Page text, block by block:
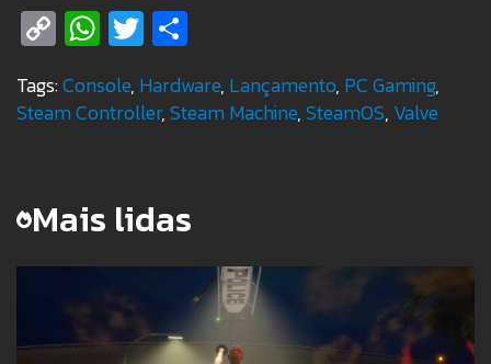
Copy
Link
WhatsApp
Twitter
Tags:Console, Hardware, Lançamento, PC Gaming,
Steam Controller,Steam Machine,SteamOS, Valve
Mais lidas